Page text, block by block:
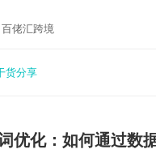
百佬汇跨境
货分享
优化：如何通过数